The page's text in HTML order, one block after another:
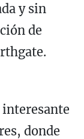
y sin
de
interesante
donde